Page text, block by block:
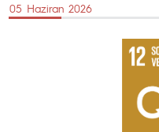
05 Haziran 2026